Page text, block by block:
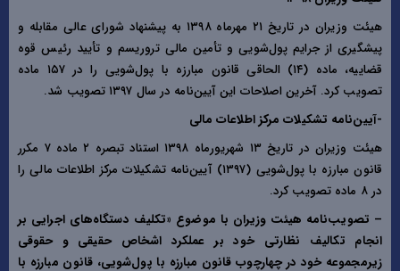
هیئت وزیران در تاریخ ۲۱ مهرماه ۱۳۹۸ به پیشنهاد شورای عالی مقابله و
پیشگیری از جرایم پول‌شویی و تأمین مالی تروریسم و تأیید رئیس قوه
قضاییه، ماده (۱۴) الحاقی قانون مبارزه با پول‌شویی را در ۱۵۷ ماده
تصویب کرد. آخرین اصلاحات این آیین‌نامه در سال ۱۳۹۷ تصویب شد.
-آیین‌نامه تشکیلات مرکز اطلاعات مالی
هیئت وزیران در تاریخ ۱۳ شهریورماه ۱۳۹۸ استناد تبصره ۲ ماده ۷ مکرر
قانون مبارزه با پول‌شویی (۱۳۹۷) آیین‌نامه تشکیلات مرکز اطلاعات مالی را
در ۸ ماده تصویب کرد.
– تصویب‌نامه هیئت وزیران با موضوع «تکلیف دستگاه‌های اجرایی بر
انجام تکالیف نظارتی خود بر عملکرد اشخاص حقیقی و حقوقی
زیرمجموعه خود در چهارچوب قانون مبارزه با پول‌شویی، قانون مبارزه با